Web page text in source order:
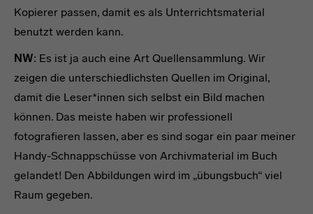
Kopierer passen, damit es als Unterrichtsmaterial
benutzt werden kann.
NW: Es ist ja auch eine Art Quellensammlung. Wir
zeigen die unterschiedlichsten Quellen im Original,
damit die Leser*innen sich selbst ein Bild machen
können. Das meiste haben wir professionell
fotografieren lassen, aber es sind sogar ein paar meiner
Handy-Schnappschüsse von Archivmaterial im Buch
gelandet! Den Abbildungen wird im „übungsbuch“ viel
Raum gegeben.